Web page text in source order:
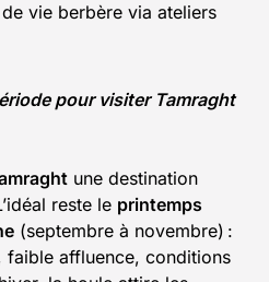
vie berbère via ateliers
pour visiter Tamraght
une destination
reste le printemps
(septembre à novembre) :
faible affluence, conditions